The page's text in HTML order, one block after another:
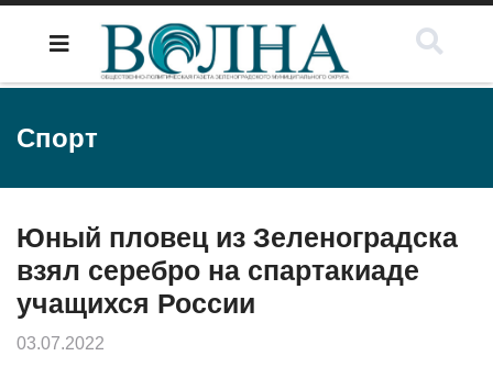
Спорт
Юный пловец из Зеленоградска
взял серебро на спартакиаде
учащихся России
03.07.2022